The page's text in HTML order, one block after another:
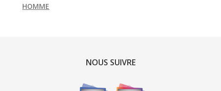
HOMME
NOUS SUIVRE